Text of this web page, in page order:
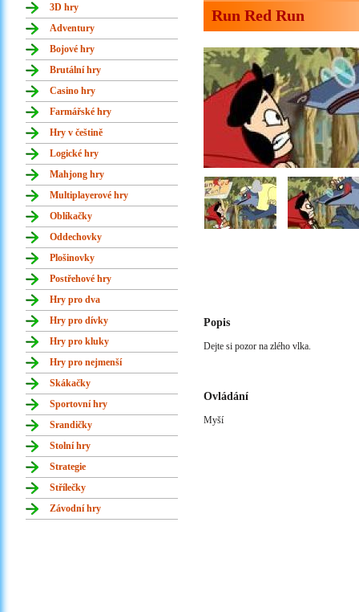
3D hry
Adventury
Bojové hry
Brutální hry
Casino hry
Farmářské hry
Hry v češtině
Logické hry
Mahjong hry
Multiplayerové hry
Oblíkačky
Oddechovky
Plošinovky
Postřehové hry
Hry pro dva
Hry pro dívky
Hry pro kluky
Hry pro nejmenší
Skákačky
Sportovní hry
Srandičky
Stolní hry
Strategie
Střílečky
Závodní hry
Run Red Run
Popis
Dejte si pozor na zlého vlka.
Ovládání
Myší